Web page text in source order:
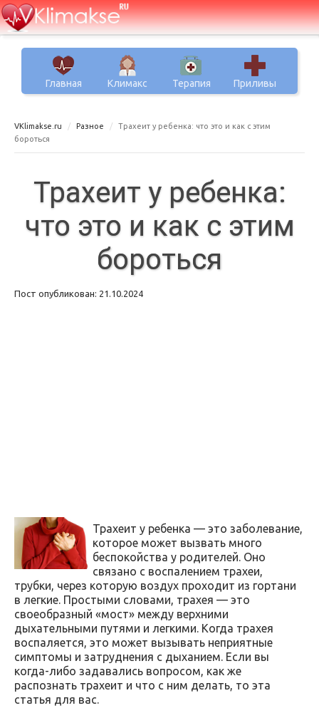
Главная Климакс Терапия Приливы
VKlimakse.ru Разное
Трахеит у ребенка: что это и как с этим
бороться
Трахеит у ребенка:
что это и как с этим
бороться
Пост опубликован: 21.10.2024
Трахеит у ребенка — это заболевание,
которое может вызвать много
беспокойства у родителей. Оно
связано с воспалением трахеи,
трубки, через которую воздух проходит из гортани
в легкие. Простыми словами, трахея — это
своеобразный «мост» между верхними
дыхательными путями и легкими. Когда трахея
воспаляется, это может вызывать неприятные
симптомы и затруднения с дыханием. Если вы
когда-либо задавались вопросом, как же
распознать трахеит и что с ним делать, то эта
статья для вас.